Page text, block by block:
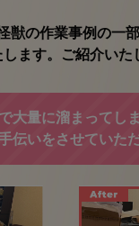
獣の作業事例の一
ます。ご紹介いた
大量に溜まってし
伝いをさせていた